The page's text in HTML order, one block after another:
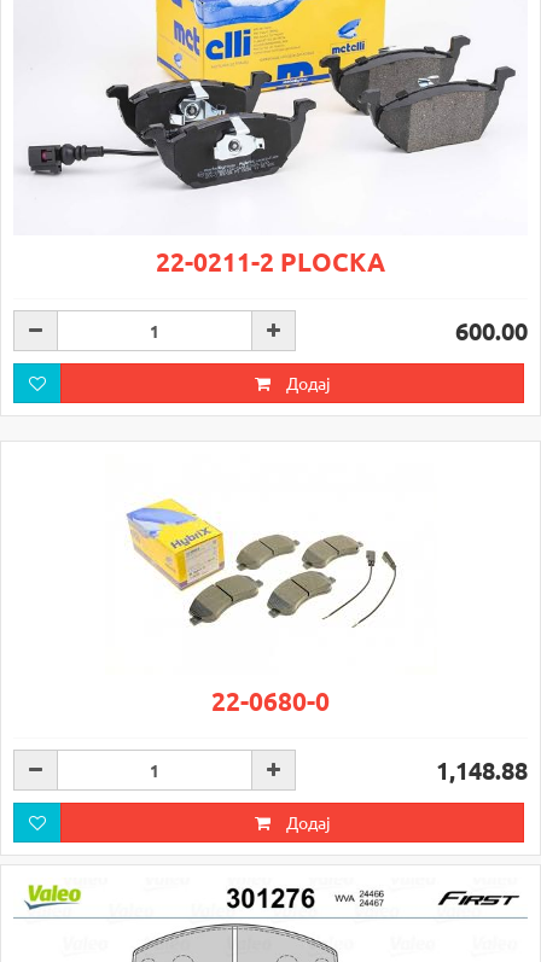
22-0211-2 PLOCKA
600.00
Додај
22-0680-0
1,148.88
Додај